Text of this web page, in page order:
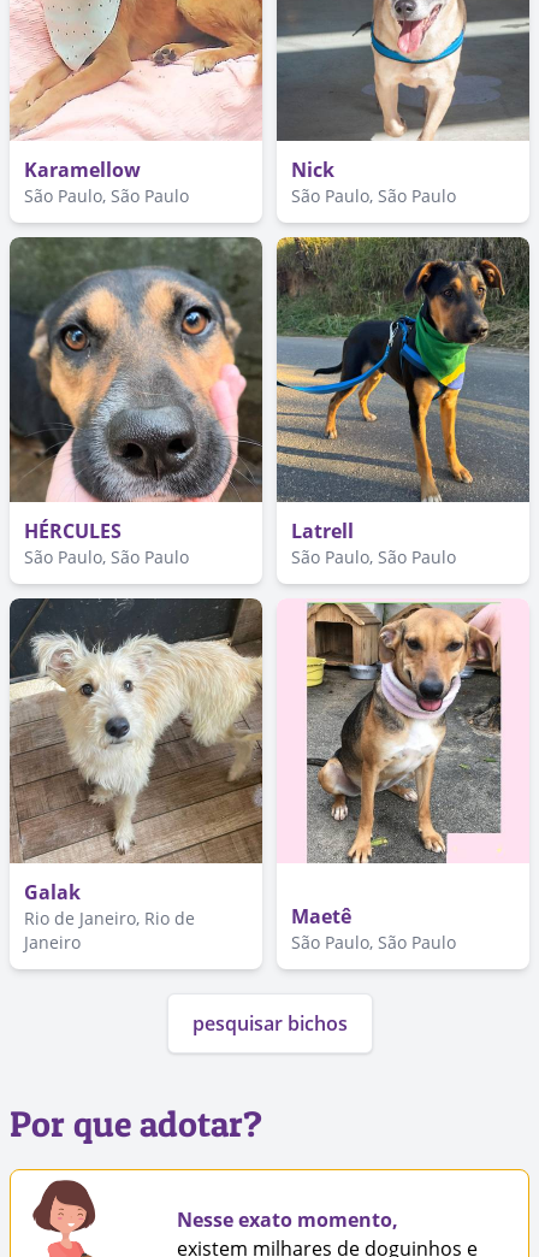
Karamellow
São Paulo, São Paulo
Nick
São Paulo, São Paulo
HÉRCULES
São Paulo, São Paulo
Latrell
São Paulo, São Paulo
Galak
Rio de Janeiro, Rio de
Janeiro
Maetê
São Paulo, São Paulo
pesquisar bichos
Por que adotar?
Nesse exato momento,
existem milhares de doguinhos e